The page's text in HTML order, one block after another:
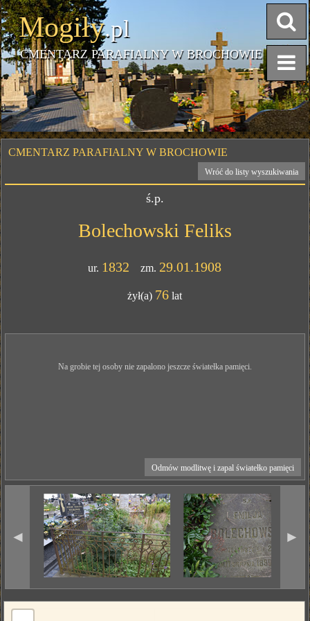
Mogiły.pl
CMENTARZ PARAFIALNY W BROCHOWIE
CMENTARZ PARAFIALNY W BROCHOWIE
Wróć do listy wyszukiwania
ś.p.
Bolechowski Feliks
ur. 1832 zm. 29.01.1908
żył(a) 76 lat
Na grobie tej osoby nie zapalono jeszcze światełka pamięci.
Odmów modlitwę i zapal światełko pamięci
◄ ►